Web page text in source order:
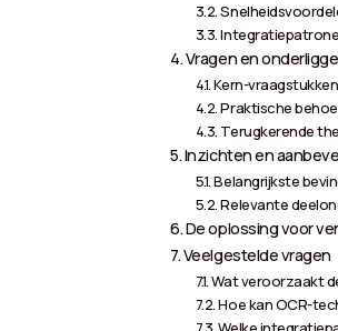
Vragen en
Kern-vraagstukken
Praktische
Terugkerende
Inzichten en
Belangrijkste
Relevante
De oplossing voor
Veelgestelde vragen
Wat veroorzaakt
Hoe kan OCR-